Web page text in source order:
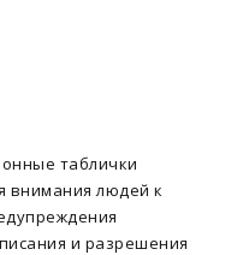
таблички
внимания людей к
и разрешения